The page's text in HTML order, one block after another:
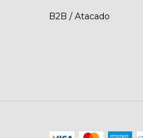
B2B / Atacado